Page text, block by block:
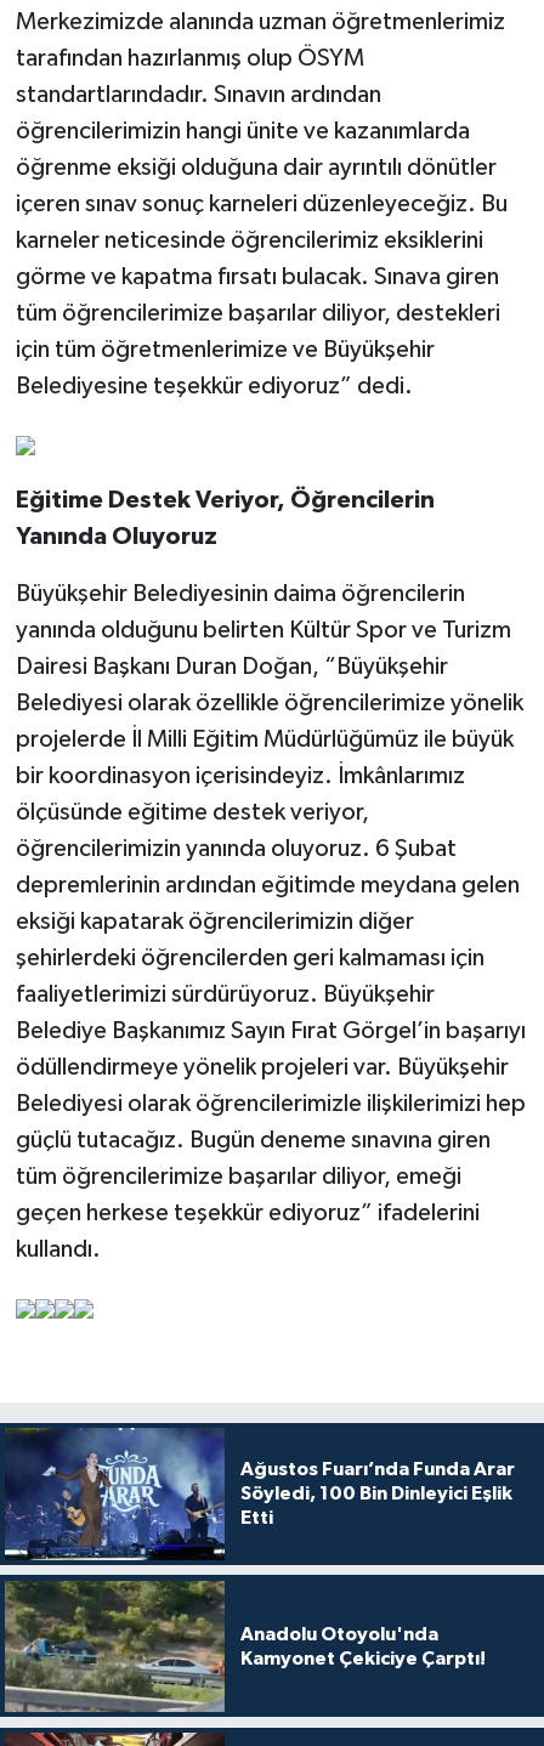
Merkezimizde alanında uzman öğretmenlerimiz
tarafından hazırlanmış olup ÖSYM
standartlarındadır. Sınavın ardından
öğrencilerimizin hangi ünite ve kazanımlarda
öğrenme eksiği olduğuna dair ayrıntılı dönütler
içeren sınav sonuç karneleri düzenleyeceğiz. Bu
karneler neticesinde öğrencilerimiz eksiklerini
görme ve kapatma fırsatı bulacak. Sınava giren
tüm öğrencilerimize başarılar diliyor, destekleri
için tüm öğretmenlerimize ve Büyükşehir
Belediyesine teşekkür ediyoruz” dedi.
Eğitime Destek Veriyor, Öğrencilerin
Yanında Oluyoruz
Büyükşehir Belediyesinin daima öğrencilerin
yanında olduğunu belirten Kültür Spor ve Turizm
Dairesi Başkanı Duran Doğan, “Büyükşehir
Belediyesi olarak özellikle öğrencilerimize yönelik
projelerde İl Milli Eğitim Müdürlüğümüz ile büyük
bir koordinasyon içerisindeyiz. İmkânlarımız
ölçüsünde eğitime destek veriyor,
öğrencilerimizin yanında oluyoruz. 6 Şubat
depremlerinin ardından eğitimde meydana gelen
eksiği kapatarak öğrencilerimizin diğer
şehirlerdeki öğrencilerden geri kalmaması için
faaliyetlerimizi sürdürüyoruz. Büyükşehir
Belediye Başkanımız Sayın Fırat Görgel’in başarıyı
ödüllendirmeye yönelik projeleri var. Büyükşehir
Belediyesi olarak öğrencilerimizle ilişkilerimizi hep
güçlü tutacağız. Bugün deneme sınavına giren
tüm öğrencilerimize başarılar diliyor, emeği
geçen herkese teşekkür ediyoruz” ifadelerini
kullandı.
Ağustos Fuarı’nda Funda Arar
Söyledi, 100 Bin Dinleyici Eşlik
Etti
Anadolu Otoyolu'nda
Kamyonet Çekiciye Çarptı!